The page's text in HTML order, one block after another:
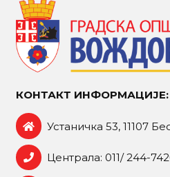
КОНТАКТ ИНФОРМАЦИЈЕ:
Устаничка 53, 11107
Централа: 011/ 244-